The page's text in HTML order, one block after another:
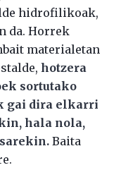
hidrofilikoak,
da. Horrek
materialetan
hotzera
sortutako
gai dira elkarri
hala nola,
Baita